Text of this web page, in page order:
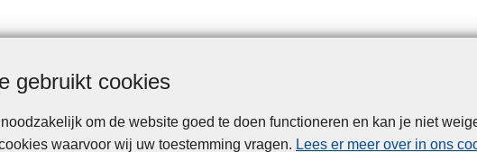
gebruikt cookies
om de website goed te doen functioneren en kan je niet
waarvoor wij uw toestemming vragen. Lees er meer over in ons
Disclaimer Disclaimer Privacy Cookies